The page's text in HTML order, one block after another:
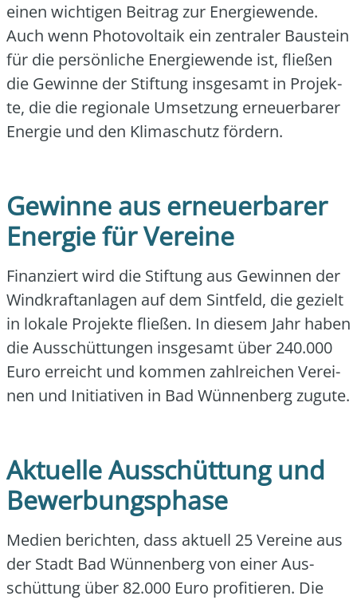
einen wich­ti­gen Bei­trag zur Ener­gie­wen­de.
Auch wenn Pho­to­vol­ta­ik ein zen­tra­ler Bau­stein
für die per­sön­li­che Ener­gie­wen­de ist, flie­ßen
die Gewin­ne der Stif­tung ins­ge­samt in Pro­jek­
te, die die regio­na­le Umset­zung erneu­er­ba­rer
Ener­gie und den Kli­ma­schutz för­dern.
Gewinne aus erneuerbarer
Energie für Vereine
Finan­ziert wird die Stif­tung aus Gewin­nen der
Wind­kraft­an­la­gen auf dem Sint­feld, die gezielt
in loka­le Pro­jek­te flie­ßen. In die­sem Jahr haben
die Aus­schüt­tun­gen ins­ge­samt über 240.000
Euro erreicht und kom­men zahl­rei­chen Ver­ei­
nen und Initia­ti­ven in Bad Wün­nen­berg zugu­te.
Aktuelle Ausschüttung und
Bewerbungsphase
Medi­en berich­ten, dass aktu­ell 25 Ver­ei­ne aus
der Stadt Bad Wün­nen­berg von einer Aus­
schüt­tung über 82.000 Euro pro­fi­tie­ren. Die